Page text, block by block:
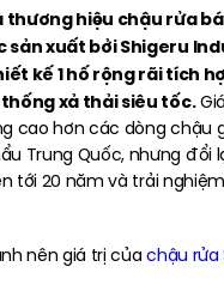
thương hiệu chậu rửa
sản xuất bởi Shigeru
kế 1 hố rộng rãi tích
xả thải siêu tốc.
cao hơn các dòng chậu
Trung Quốc, nhưng đổi
tới 20 năm và trải
nên giá trị củachậu rửa